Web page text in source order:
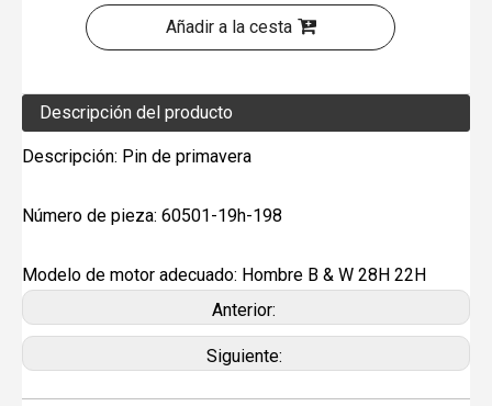
Añadir a la cesta
Descripción del producto
Descripción: Pin de primavera
Número de pieza: 60501-19h-198
Modelo de motor adecuado: Hombre B & W 28H 22H
Anterior:
Siguiente: